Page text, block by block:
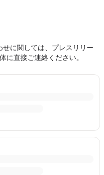
に関しては、プレスリリー
に直接ご連絡ください。